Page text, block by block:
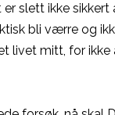
er slett ikke
bli værre og
livet mitt, for ikke